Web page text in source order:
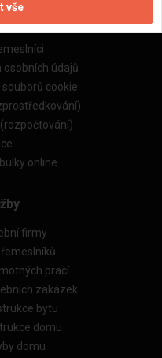
osobních údajů
cookie
online
firmy
prací
zakázek
bytu
domu
domu
vše